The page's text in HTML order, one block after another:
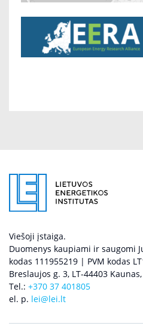
Viešoji įstaiga.
Duomenys kaupiami ir saugomi
kodas 111955219 | PVM kodas
Breslaujos g. 3, LT-44403 Kaunas,
Tel.: +370 37 401805
el. p. lei@lei.lt